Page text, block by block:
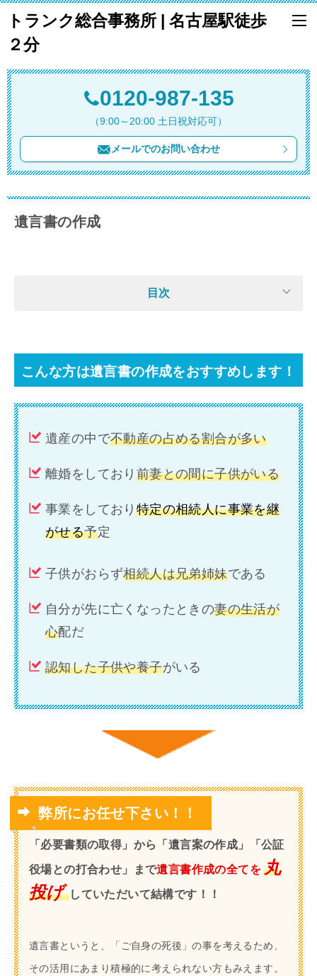
トランク総合事務所 | 名古屋駅徒歩
２分
0120-987-135
（9:00～20:00 土日祝対応可）
メールでのお問い合わせ
遺言書の作成
目次
こんな方は遺言書の作成をおすすめします！
遺産の中で不動産の占める割合が多い
離婚をしており 前妻との間に子供がいる
事業をしており 特定の相続人に事業を継
がせる予定
子供がおらず相続人は兄弟姉妹である
自分が先に亡くなったときの妻の生活が
心配だ
認知した子供や養子がいる
弊所にお任せ下さい！！
「必要書類の取得」から「遺言案の作成」「公証
役場との打合わせ」まで遺言書作成の全てを丸
投げ していただいて結構です！！
遺言書というと、「ご自身の死後」の事を考えるため、
その活用にあまり積極的に考えられない方もみえます。